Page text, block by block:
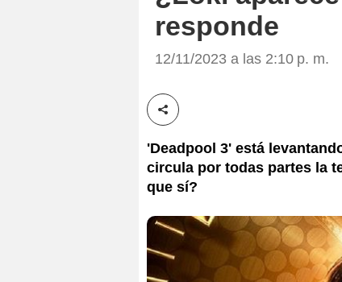
responde
12/11/2023 a las 2:10 p. m.
Compartir esta noticia
'Deadpool 3' está
circula por todas partes la
que sí?